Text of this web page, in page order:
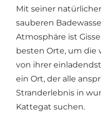
Mit seiner
sauberen
Atmosphäre ist
besten Orte, um die
von ihrer
ein Ort, der alle
Stranderlebnis in
Kattegat suchen.